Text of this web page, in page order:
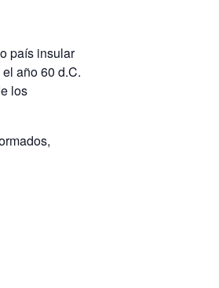
país insular
año 60 d.C.
los